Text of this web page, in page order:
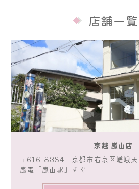
店舗一覧
京越 嵐山店
〒616-8384 京都市右京区嵯峨天
嵐電「嵐山駅」すぐ